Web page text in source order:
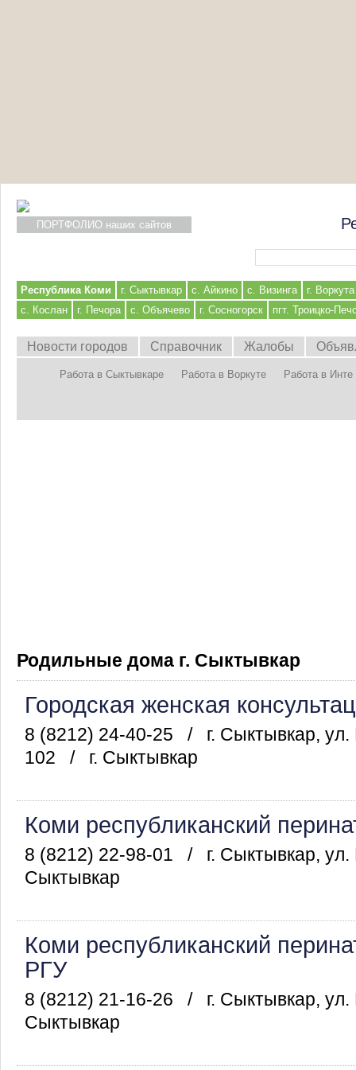
ПОРТФОЛИО наших сайтов
Республика Коми г. Сыктывкар с. Айкино с. Визинга
г. Воркута
с. Кослан
г. Печора с. Объячево г. Сосногорск пгт. Троицко-
Новости городов Справочник Жалобы
Работа в Сыктывкаре Работа в Воркуте Работа в Инте
Родильные дома г. Сыктывкар
Городская женская
8 (8212) 24-40-25 /
г. Сыктывкар,
102
/ г. Сыктывкар
Коми республиканский
8 (8212) 22-98-01 /
г. Сыктывкар,
Сыктывкар
Коми республиканский
РГУ
8 (8212) 21-16-26 /
г. Сыктывкар,
Сыктывкар